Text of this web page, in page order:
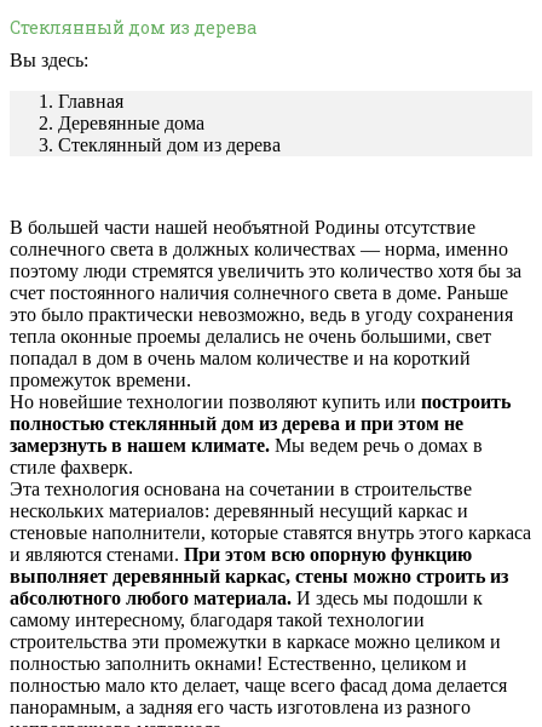
Стеклянный дом из дерева
Вы здесь:
Главная
Деревянные дома
Стеклянный дом из дерева
В большей части нашей необъятной Родины отсутствие
солнечного света в должных количествах — норма, именно
поэтому люди стремятся увеличить это количество хотя бы за
счет постоянного наличия солнечного света в доме. Раньше
это было практически невозможно, ведь в угоду сохранения
тепла оконные проемы делались не очень большими, свет
попадал в дом в очень малом количестве и на короткий
промежуток времени.
Но новейшие технологии позволяют купить или построить
полностью стеклянный дом из дерева и при этом не
замерзнуть в нашем климате. Мы ведем речь о домах в
стиле фахверк.
Эта технология основана на сочетании в строительстве
нескольких материалов: деревянный несущий каркас и
стеновые наполнители, которые ставятся внутрь этого каркаса
и являются стенами. При этом всю опорную функцию
выполняет деревянный каркас, стены можно строить из
абсолютного любого материала. И здесь мы подошли к
самому интересному, благодаря такой технологии
строительства эти промежутки в каркасе можно целиком и
полностью заполнить окнами! Естественно, целиком и
полностью мало кто делает, чаще всего фасад дома делается
панорамным, а задняя его часть изготовлена из разного